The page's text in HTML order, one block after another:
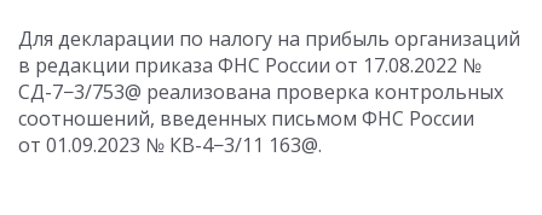
Для декларации по налогу на прибыль организаций
в редакции приказа ФНС России от 17.08.2022 №
СД-7−3/753@ реализована проверка контрольных
соотношений, введенных письмом ФНС России
от 01.09.2023 № КВ-4−3/11 163@.